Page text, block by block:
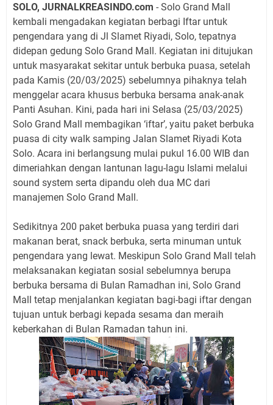
SOLO, JURNALKREASINDO.com - Solo Grand Mall
kembali mengadakan kegiatan berbagi Iftar untuk
pengendara yang di Jl Slamet Riyadi, Solo, tepatnya
didepan gedung Solo Grand Mall. Kegiatan ini ditujukan
untuk masyarakat sekitar untuk berbuka puasa, setelah
pada Kamis (20/03/2025) sebelumnya pihaknya telah
menggelar acara khusus berbuka bersama anak-anak
Panti Asuhan. Kini, pada hari ini Selasa (25/03/2025)
Solo Grand Mall membagikan ‘iftar’, yaitu paket berbuka
puasa di city walk samping Jalan Slamet Riyadi Kota
Solo. Acara ini berlangsung mulai pukul 16.00 WIB dan
dimeriahkan dengan lantunan lagu-lagu Islami melalui
sound system serta dipandu oleh dua MC dari
manajemen Solo Grand Mall.
Sedikitnya 200 paket berbuka puasa yang terdiri dari
makanan berat, snack berbuka, serta minuman untuk
pengendara yang lewat. Meskipun Solo Grand Mall telah
melaksanakan kegiatan sosial sebelumnya berupa
berbuka bersama di Bulan Ramadhan ini, Solo Grand
Mall tetap menjalankan kegiatan bagi-bagi iftar dengan
tujuan untuk berbagi kepada sesama dan meraih
keberkahan di Bulan Ramadan tahun ini.